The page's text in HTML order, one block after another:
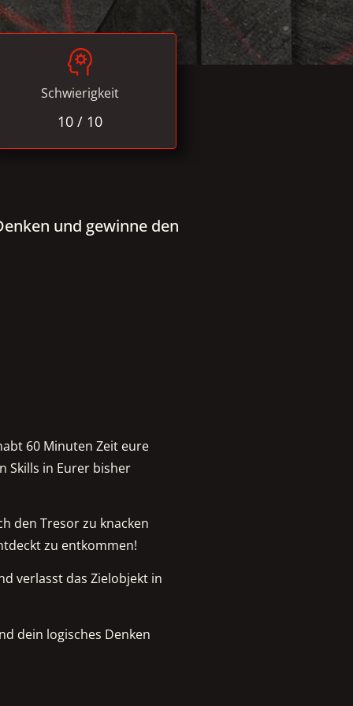
Schwierigkeit
10 / 10
und gewinne den
60 Minuten Zeit eure
Skills in Eurer bisher
den Tresor zu knacken
zu entkommen!
verlasst das Zielobjekt in
dein logisches Denken